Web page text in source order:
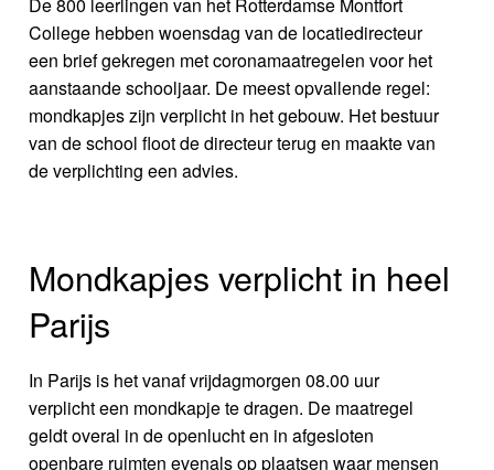
De 800 leerlingen van het Rotterdamse Montfort
College hebben woensdag van de locatiedirecteur
een brief gekregen met coronamaatregelen voor het
aanstaande schooljaar. De meest opvallende regel:
mondkapjes zijn verplicht in het gebouw. Het bestuur
van de school floot de directeur terug en maakte van
de verplichting een advies.
Mondkapjes verplicht in heel
Parijs
In Parijs is het vanaf vrijdagmorgen 08.00 uur
verplicht een mondkapje te dragen. De maatregel
geldt overal in de openlucht en in afgesloten
openbare ruimten evenals op plaatsen waar mensen